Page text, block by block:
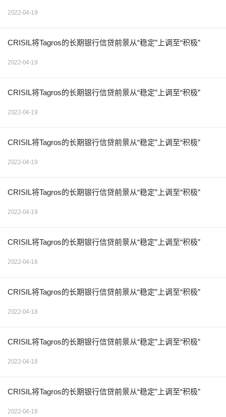
2022-04-19
CRISIL将Tagros的长期银行信贷前景从“稳定”上调至“积极”
2022-04-19
CRISIL将Tagros的长期银行信贷前景从“稳定”上调至“积极”
2022-04-19
CRISIL将Tagros的长期银行信贷前景从“稳定”上调至“积极”
2022-04-19
CRISIL将Tagros的长期银行信贷前景从“稳定”上调至“积极”
2022-04-19
CRISIL将Tagros的长期银行信贷前景从“稳定”上调至“积极”
2022-04-18
CRISIL将Tagros的长期银行信贷前景从“稳定”上调至“积极”
2022-04-18
CRISIL将Tagros的长期银行信贷前景从“稳定”上调至“积极”
2022-04-18
CRISIL将Tagros的长期银行信贷前景从“稳定”上调至“积极”
2022-04-18